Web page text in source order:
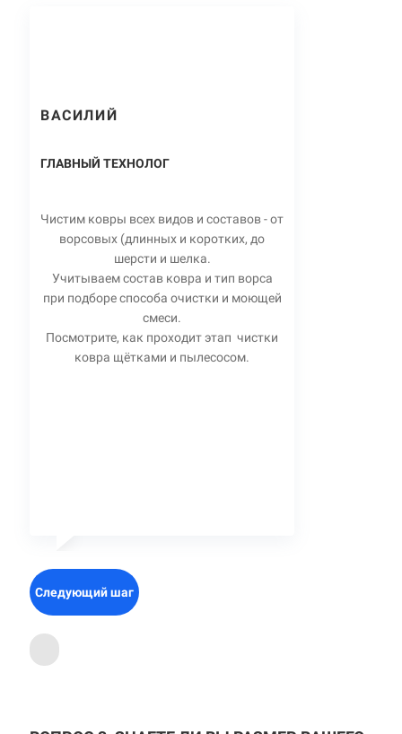
ВАСИЛИЙ
ГЛАВНЫЙ ТЕХНОЛОГ
Чистим ковры всех видов и составов - от
ворсовых (длинных и коротких, до
шерсти и шелка.
Учитываем состав ковра и тип ворса
при подборе способа очистки и моющей
смеси.
Посмотрите, как проходит этап чистки
ковра щётками и пылесосом.
Следующий шаг